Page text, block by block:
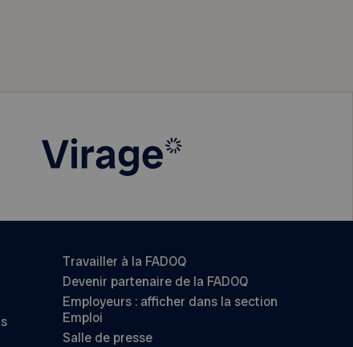
Travailler à la FADOQ
Devenir partenaire de la FADOQ
Employeurs : afficher dans la section
Emploi
Salle de presse